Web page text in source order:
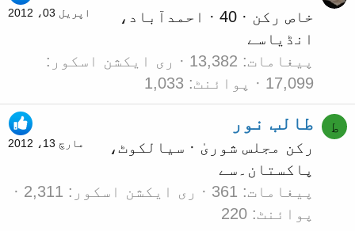
اپریل 03، 2012 خاص رکن ·
· احمدآباد،
انڈیا سے
پیغامات
13,382
ری ایکشن اسکور
17,099
پوائنٹ 1,033
ط
مارچ 13، 2012
طالب نور
رکن مجلس شوریٰ · سیالکوٹ،
پاکستان۔ سے
پیغامات 361 ری ایکشن اسکور
2,311
پوائنٹ 220